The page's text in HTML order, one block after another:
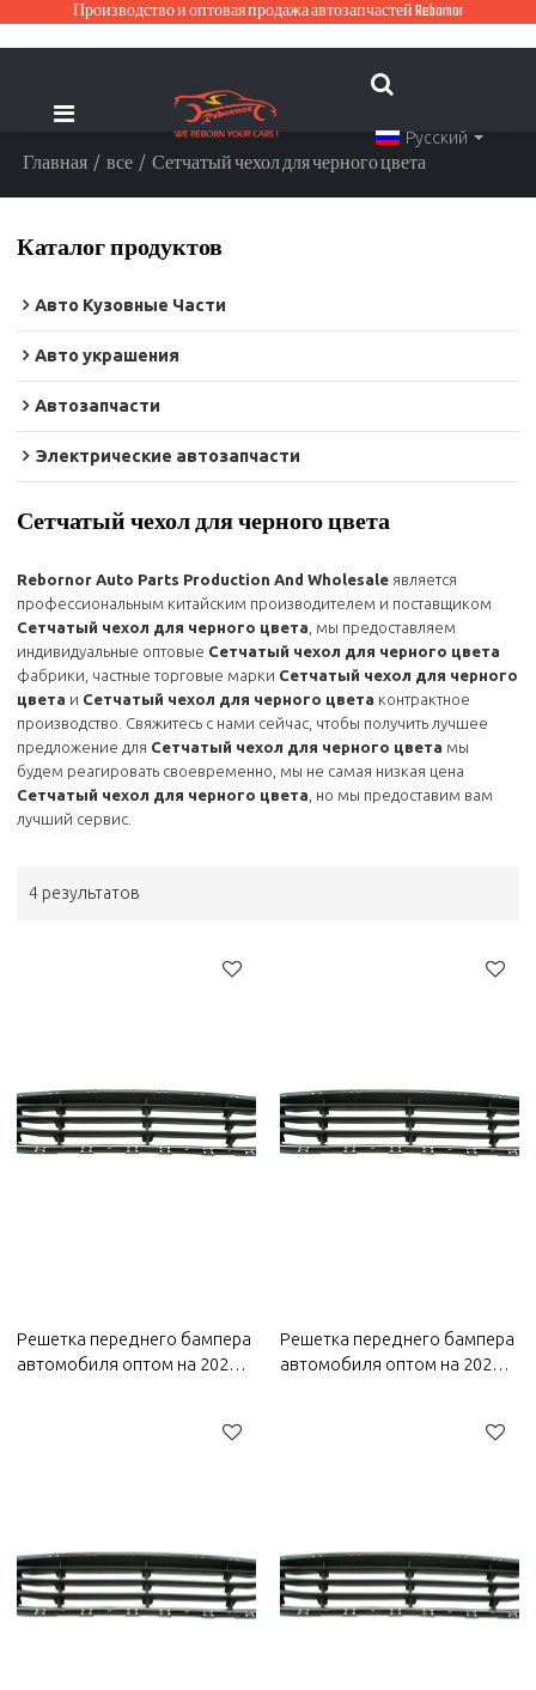
Производство и оптовая продажа автозапчастей Rebornor
Русский
Главная / все / Сетчатый чехол для черного цвета
Каталог продуктов
Авто Кузовные Части
Авто украшения
Автозапчасти
Электрические автозапчасти
Сетчатый чехол для черного цвета
Rebornor Auto Parts Production And Wholesale является
профессиональным китайским производителем и поставщиком
Сетчатый чехол для черного цвета , мы предоставляем
индивидуальные оптовые Сетчатый чехол для черного цвета
фабрики, частные торговые марки Сетчатый чехол для черного
цвета и Сетчатый чехол для черного цвета контрактное
производство. Свяжитесь с нами сейчас, чтобы получить лучшее
предложение для Сетчатый чехол для черного цвета мы
будем реагировать своевременно, мы не самая низкая цена
Сетчатый чехол для черного цвета , но мы предоставим вам
лучший сервис.
4 результатов
Решетка переднего бампера
автомобиля оптом на 2022
износостойкая и устойчивая
Решетка переднего бампера
автомобиля оптом на 2022
износостойкая и устойчивая